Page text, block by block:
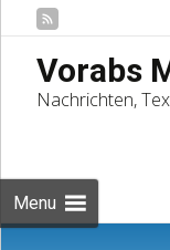
Vorabs
Nachrichten,
Menu